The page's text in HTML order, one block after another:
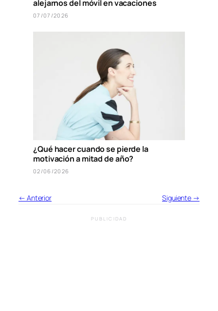
alejarnos del móvil en vacaciones
07/07/2026
¿Qué hacer cuando se pierde la
motivación a mitad de año?
02/06/2026
← Anterior Siguiente →
PUBLICIDAD